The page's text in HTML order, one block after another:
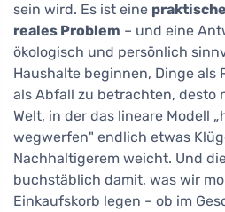
sein wird. Es ist eine
reales Problem – und eine
ökologisch und persönlich
Haushalte beginnen, Dinge als
als Abfall zu betrachten, desto
Welt, in der das lineare Modell
wegwerfen" endlich etwas
Nachhaltigerem weicht. Und
buchstäblich damit, was wir
Einkaufskorb legen – ob im